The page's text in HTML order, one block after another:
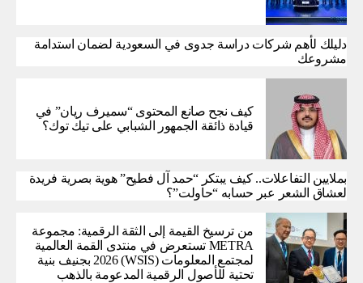
دليلك لأهم شركات دراسة جدوى في السعودية لضمان استدامة
مشروعك
كيف نجح صانع المحتوى “سميرف ريان” في
قيادة ذائقة الجمهور الشبابي على تيك توك؟
بملايين التفاعلات.. كيف يبتكر “حمد آل فطيح” هوية بصرية فريدة
لعشاق الشعر عبر حسابه “حاولت”؟
من ترسيخ القيمة إلى الثقة الرقمية: مجموعة
METRA تستعرض في منتدى القمة العالمية
لمجتمع المعلومات (WSIS) 2026 بجنيف بنية
تحتية للأصول الرقمية المدعومة بالذهب